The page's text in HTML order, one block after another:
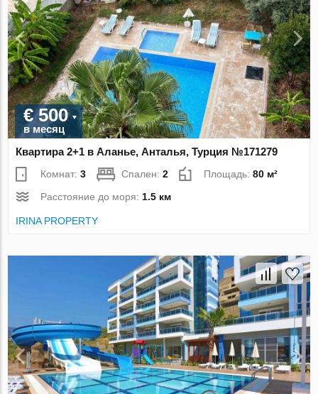
€ 500
в месяц
Квартира 2+1 в Аланье, Анталья, Турция №171279
Комнат:3 Спален:2 Площадь:80 м²
Расстояние до моря: 1.5 км
IRINA PROPERTY